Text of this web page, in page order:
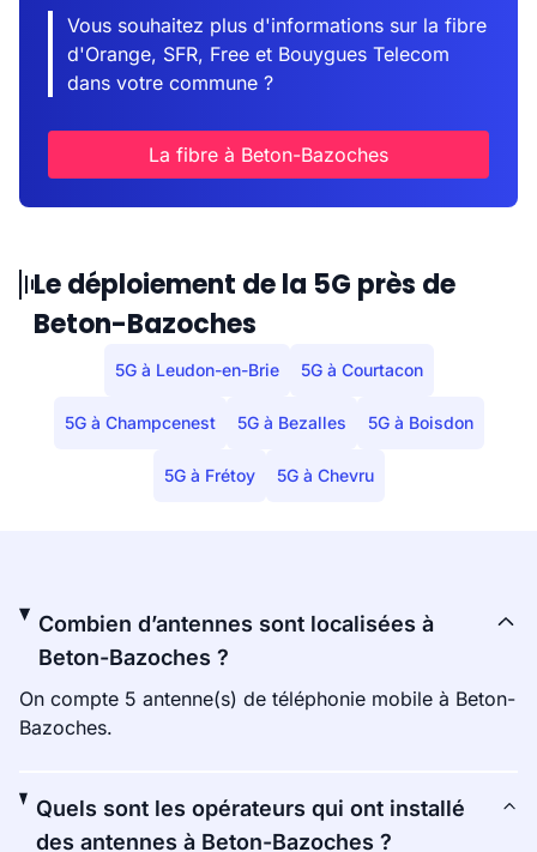
Vous souhaitez plus d'informations sur la fibre
d'Orange, SFR, Free et Bouygues Telecom
dans votre commune ?
La fibre à Beton-Bazoches
Le déploiement de la 5G près de
Beton-Bazoches
5G à Leudon-en-Brie 5G à Courtacon
5G à Champcenest 5G à Bezalles 5G à Boisdon
5G à Frétoy 5G à Chevru
Combien d’antennes sont localisées à
Beton-Bazoches ?
On compte 5 antenne(s) de téléphonie mobile à Beton-
Bazoches.
Quels sont les opérateurs qui ont installé
des antennes à Beton-Bazoches ?